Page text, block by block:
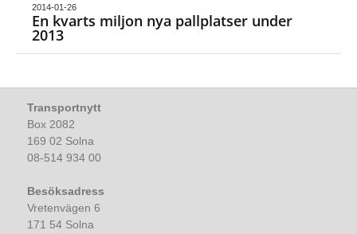
2014-01-26
En kvarts miljon nya pallplatser under
2013
Transportnytt
Box 2082
169 02 Solna
08-514 934 00
Besöksadress
Vretenvägen 6
171 54 Solna